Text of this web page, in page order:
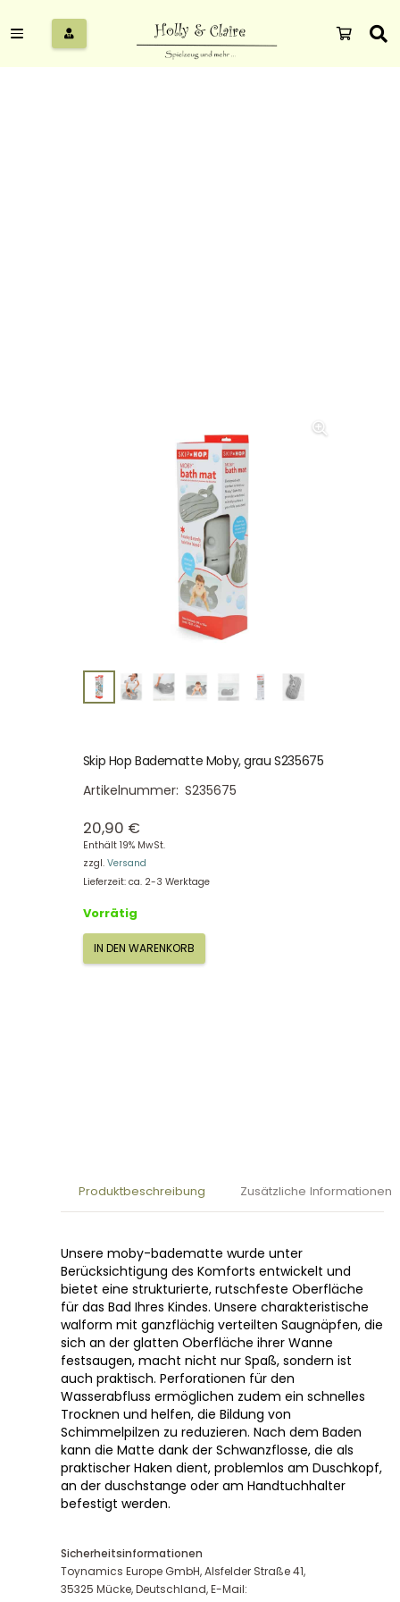
Skip Hop Badematte Moby, grau S235675
Artikelnummer: S235675
20,90 €
Enthält 19% MwSt.
zzgl. Versand
Lieferzeit: ca. 2-3 Werktage
Vorrätig
Skip
IN DEN WARENKORB
Produktbeschreibung Zusätzliche Informationen
Unsere moby-badematte wurde unter
Berücksichtigung des Komforts entwickelt und
bietet eine strukturierte, rutschfeste Oberfläche
für das Bad Ihres Kindes. Unsere charakteristische
walform mit ganzflächig verteilten Saugnäpfen, die
sich an der glatten Oberfläche ihrer Wanne
festsaugen, macht nicht nur Spaß, sondern ist
auch praktisch. Perforationen für den
Wasserabfluss ermöglichen zudem ein schnelles
Trocknen und helfen, die Bildung von
Schimmelpilzen zu reduzieren. Nach dem Baden
kann die Matte dank der Schwanzflosse, die als
praktischer Haken dient, problemlos am Duschkopf,
an der duschstange oder am Handtuchhalter
befestigt werden.
Sicherheitsinformationen
Toynamics Europe GmbH, Alsfelder Straße 41,
35325 Mücke, Deutschland, E-Mail: